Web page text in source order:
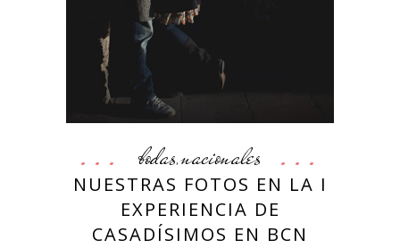
bodas,nacionales
NUESTRAS FOTOS EN LA I
EXPERIENCIA DE
CASADÍSIMOS EN BCN